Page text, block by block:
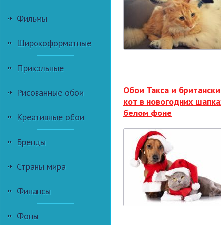
Фильмы
Широкоформатные
Прикольные
Рисованные обои
Креативные обои
Бренды
Страны мира
Финансы
Фоны
Обои Такса и
кот в новогодних
белом фоне